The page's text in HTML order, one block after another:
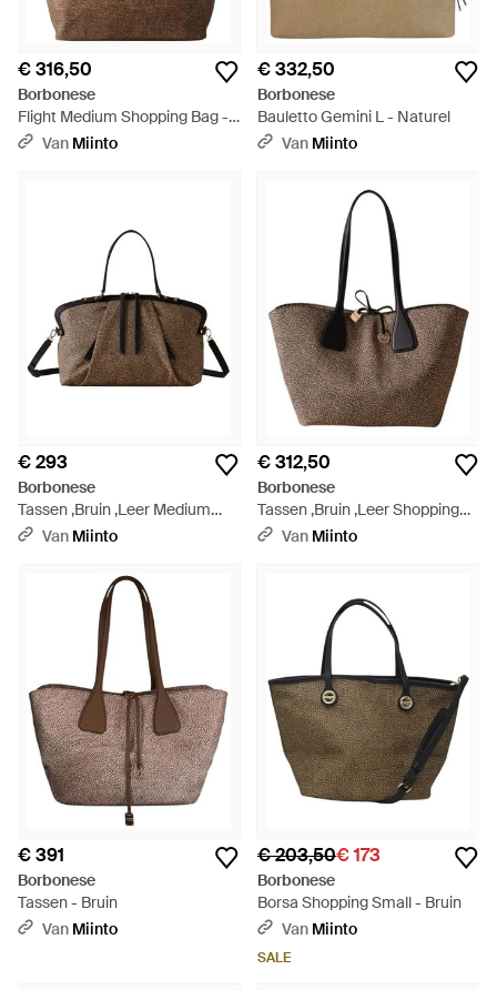
€ 316,50
Borbonese
Flight Medium Shopping Bag -
BruinVan Miinto
€ 332,50
Borbonese
Bauletto Gemini L - Naturel
Van Miinto
€ 293
Borbonese
Tassen ,Bruin ,Leer Medium
Tote - Bruin
Van Miinto
€ 312,50
Borbonese
Tassen ,Bruin ,Leer Shopping
Bag - Bruin
Van Miinto
€ 391
Borbonese
Tassen - Bruin
Van Miinto
€ 203,50€ 173
Borbonese
Borsa Shopping Small - Bruin
Van Miinto
SALE